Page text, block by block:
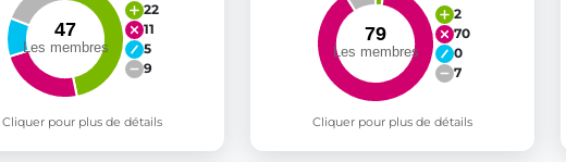
22
11
5
9
Cliquer pour plus de détails
2
70
0
7
Cliquer pour plus de détails